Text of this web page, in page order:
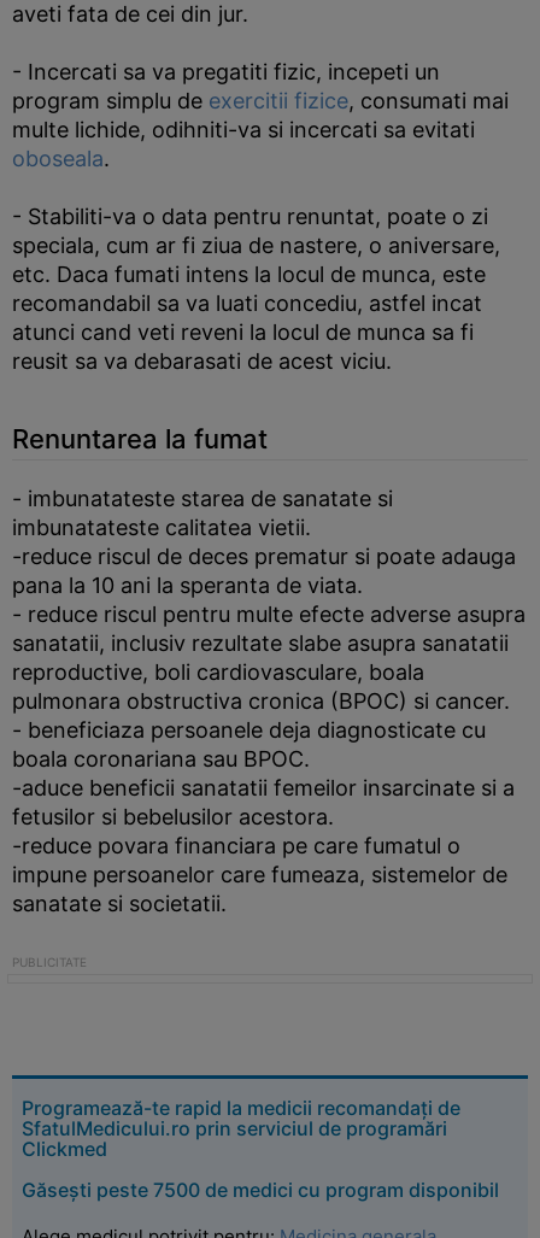
aveti fata de cei din jur.
- Incercati sa va pregatiti fizic, incepeti un
program simplu de exercitii fizice, consumati mai
multe lichide, odihniti-va si incercati sa evitati
oboseala.
- Stabiliti-va o data pentru renuntat, poate o zi
speciala, cum ar fi ziua de nastere, o aniversare,
etc. Daca fumati intens la locul de munca, este
recomandabil sa va luati concediu, astfel incat
atunci cand veti reveni la locul de munca sa fi
reusit sa va debarasati de acest viciu.
Renuntarea la fumat
- imbunatateste starea de sanatate si
imbunatateste calitatea vietii.
-reduce riscul de deces prematur si poate adauga
pana la 10 ani la speranta de viata.
- reduce riscul pentru multe efecte adverse asupra
sanatatii, inclusiv rezultate slabe asupra sanatatii
reproductive, boli cardiovasculare, boala
pulmonara obstructiva cronica (BPOC) si cancer.
- beneficiaza persoanele deja diagnosticate cu
boala coronariana sau BPOC.
-aduce beneficii sanatatii femeilor insarcinate si a
fetusilor si bebelusilor acestora.
-reduce povara financiara pe care fumatul o
impune persoanelor care fumeaza, sistemelor de
sanatate si societatii.
Programează-te rapid la medicii recomandați de
SfatulMedicului.ro prin serviciul de programări
Clickmed
Găsești peste 7500 de medici cu program disponibil